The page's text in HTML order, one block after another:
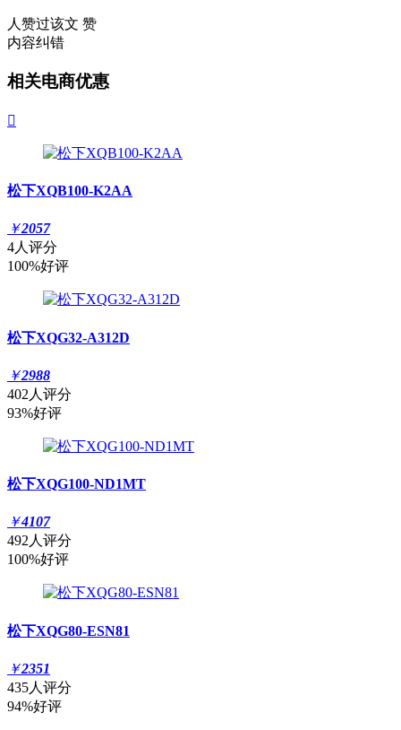
人赞过该文 赞
内容纠错
相关电商优惠

松下XQB100-K2AA
￥2057
4人评分
100%好评
松下XQG32-A312D
￥2988
402人评分
93%好评
松下XQG100-ND1MT
￥4107
492人评分
100%好评
松下XQG80-ESN81
￥2351
435人评分
94%好评